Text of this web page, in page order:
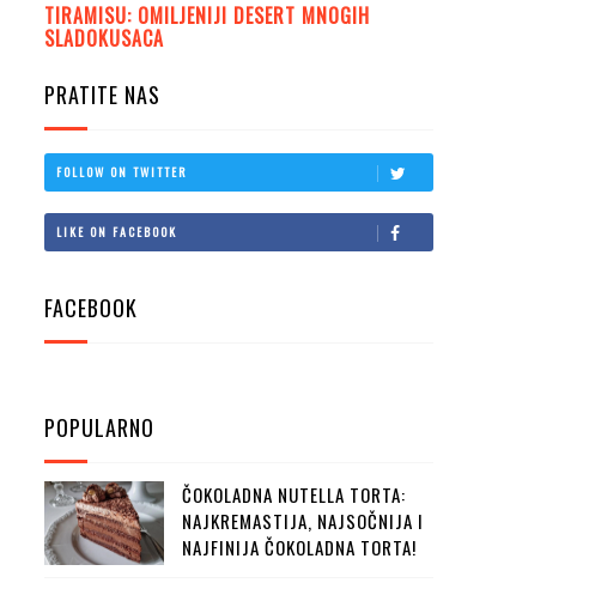
TIRAMISU: OMILJENIJI DESERT MNOGIH
SLADOKUSACA
PRATITE NAS
FOLLOW ON TWITTER
LIKE ON FACEBOOK
FACEBOOK
POPULARNO
ČOKOLADNA NUTELLA TORTA:
NAJKREMASTIJA, NAJSOČNIJA I
NAJFINIJA ČOKOLADNA TORTA!